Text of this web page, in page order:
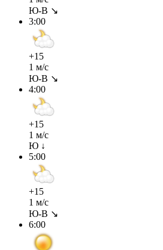
Ю-В ↘
3:00
+15
1 м/с
Ю-В ↘
4:00
+15
1 м/с
Ю ↓
5:00
+15
1 м/с
Ю-В ↘
6:00